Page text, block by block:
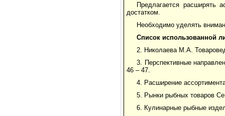
Предлагается расширять
достатком.
Необходимо уделять
Список использованной
2. Николаева М.А.
3. Перспективные
46 – 47.
4. Расширение
5. Рынки рыбных товаров
6. Кулинарные рыбные